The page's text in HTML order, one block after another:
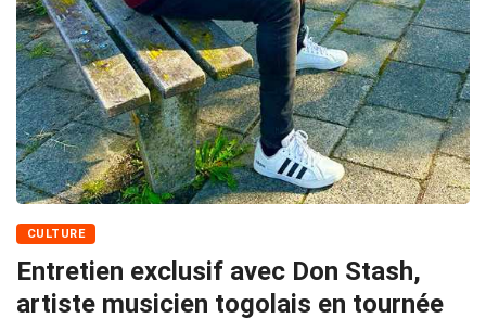
CULTURE
Entretien exclusif avec Don Stash,
artiste musicien togolais en tournée